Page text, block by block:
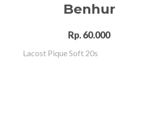
Benhur
Rp. 60.000
Lacost Pique Soft 20s